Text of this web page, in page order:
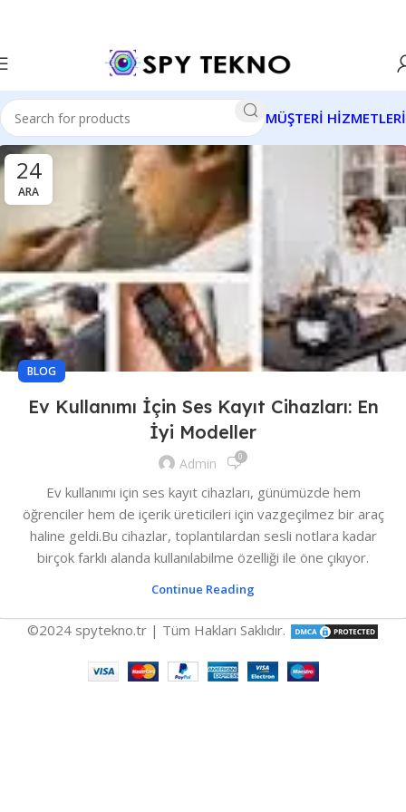
MÜŞTERİ HİZMETLERİ
24
ARA
BLOG
Ev Kullanımı İçin Ses Kayıt Cihazları: En
İyi Modeller
Admin 0
Ev kullanımı için ses kayıt cihazları, günümüzde hem
öğrenciler hem de içerik üreticileri için vazgeçilmez bir araç
haline geldi.Bu cihazlar, toplantılardan sesli notlara kadar
birçok farklı alanda kullanılabilme özelliği ile öne çıkıyor.
Continue Reading
©2024 spytekno.tr | Tüm Hakları Saklıdır.